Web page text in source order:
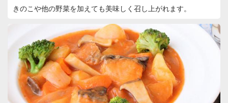
きのこや他の野菜を加えても美味しく召し上がれます。